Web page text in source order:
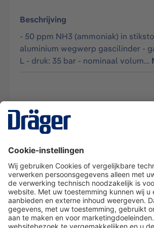
Beschrijving
- 50 ppm NH3 (ammoniak) in
aluminium wegwerp gascilinder -
L - druk: 35 bar - nominaal volum…
Dräger klantenservice
Over Dräger